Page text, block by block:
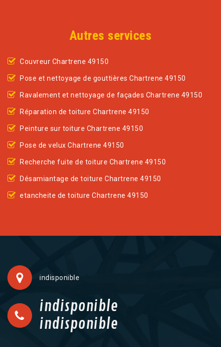
Autres services
Couvreur Chartrene 49150
Pose et nettoyage de gouttières Chartrene 49150
Ravalement et nettoyage de façades Chartrene 49150
Réparation de toiture Chartrene 49150
Peinture sur toiture Chartrene 49150
Pose de velux Chartrene 49150
Recherche fuite de toiture Chartrene 49150
Désamiantage de toiture Chartrene 49150
etancheite de toiture Chartrene 49150
indisponible
indisponible
indisponible